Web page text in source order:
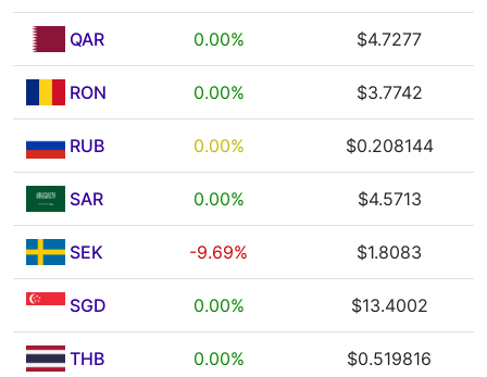
QAR 0.00% $4.7277
RON 0.00% $3.7742
RUB 0.00% $0.208144
SAR 0.00% $4.5713
SEK -9.69% $1.8083
SGD 0.00% $13.4002
THB 0.00% $0.519816